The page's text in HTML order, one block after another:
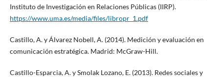
Instituto de Investigación en Relaciones Públicas (IIRP).
https://www.uma.es/media/files/libropr_1.pdf
Castillo, A. y Álvarez Nobell, A. (2014). Medición y evaluación en
comunicación estratégica. Madrid: McGraw-Hill.
Castillo-Esparcia, A. y Smolak Lozano, E. (2013). Redes sociales y